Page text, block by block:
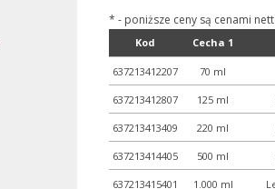
* - poniższe ceny są cenami
Kod Cecha 1
637213412207 70 ml
637213412807 125 ml
637213413409 220 ml
637213414405 500 ml
637213415401 1.000 ml